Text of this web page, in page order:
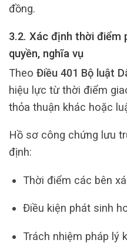
đồng.
3.2. Xác định thời điểm
quyền, nghĩa vụ
Theo Điều 401 Bộ luật
hiệu lực từ thời điểm
thỏa thuận khác hoặc
Hồ sơ công chứng lưu
định:
Thời điểm các bên
Điều kiện phát sinh
Trách nhiệm pháp lý